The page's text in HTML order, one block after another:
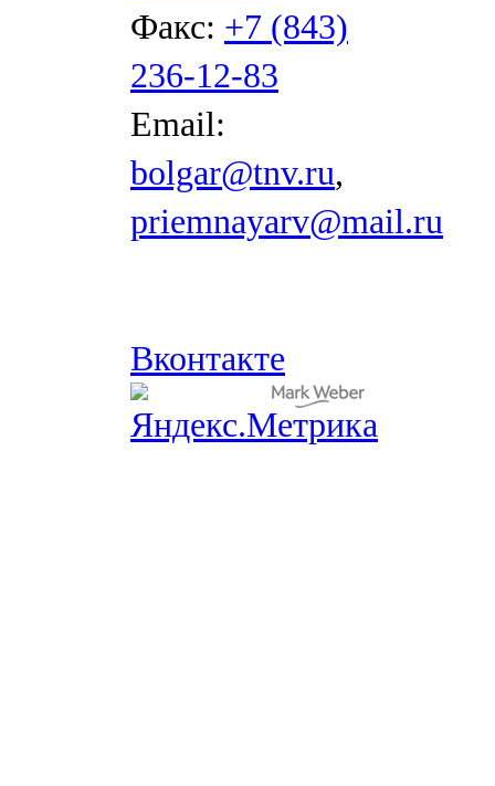
Факс: +7 (843)
236-12-83
Email:
bolgar@tnv.ru,
priemnayarv@mail.ru
Вконтакте